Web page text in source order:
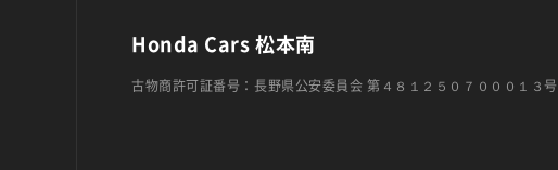
Honda Cars 松本南
古物商許可証番号：長野県公安委員会 第４８１２５０７０００１３号